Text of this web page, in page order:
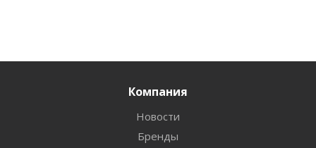
Компания
Новости
Бренды